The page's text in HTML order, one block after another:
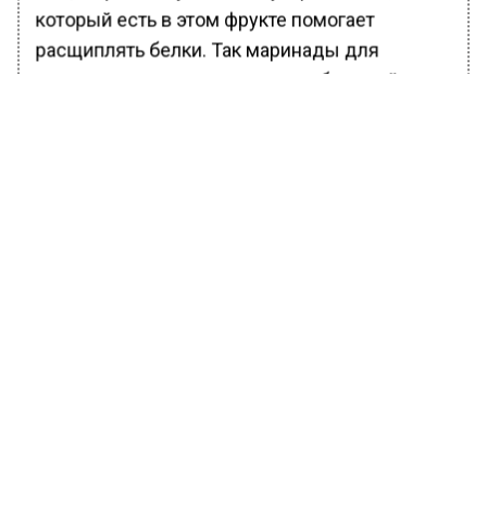
который есть в этом фрукте помогает
расщиплять белки. Так маринады для
шашлыка с ананасом делают в большей